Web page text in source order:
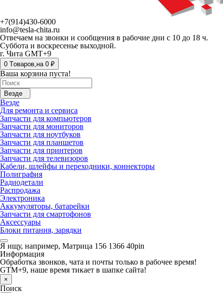
+7(914)430-6000
info@tesla-chita.ru
Отвечаем на звонки и сообщения в рабочие дни с 10 до 18 ч.
Суббота и воскресенье выходной.
г. Чита GMT+9
0 Tоваров,на 0 ₽
Ваша корзина пуста!
Везде
Везде
Для ремонта и сервиса
Запчасти для компьютеров
Запчасти для мониторов
Запчасти для ноутбуков
Запчасти для планшетов
Запчасти для принтеров
Запчасти для телевизоров
Кабели, шлейфы и переходники, коннекторы
Полиграфия
Радиодетали
Распродажа
Электроника
Аккумуляторы, батарейки
Запчасти для смартофонов
Аксессуары
Блоки питания, зарядки
Я ищу, например, Матрица 156 1366 40pin
Информация
Обработка звонков, чата и почты только в рабочее время!
GTM+9, наше время тикает в шапке сайта!
×
Поиск